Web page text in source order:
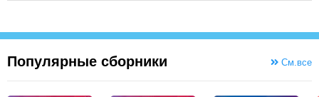
Популярные сборники См.все